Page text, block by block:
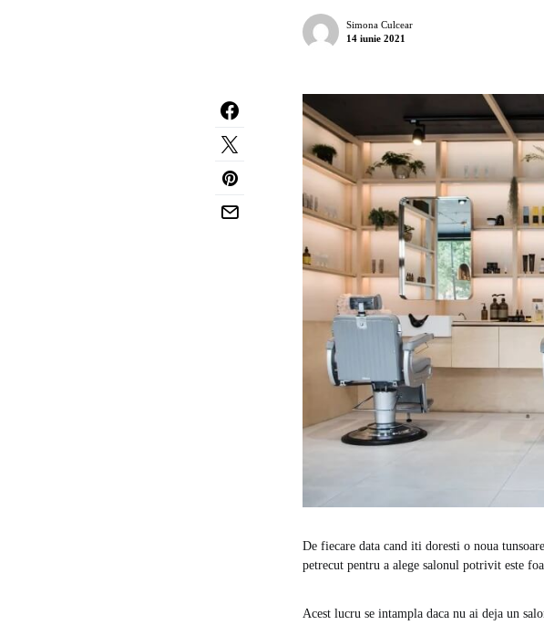
Simona Culcear
14 iunie 2021
De fiecare data cand iti doresti o noua
petrecut pentru a alege salonul potrivit este
Acest lucru se intampla daca nu ai deja un